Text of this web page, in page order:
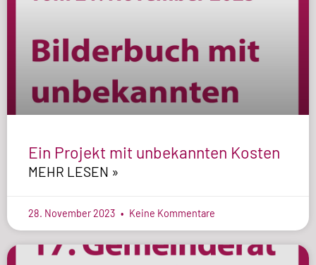
Ein Projekt mit unbekannten Kosten
MEHR LESEN »
28. November 2023 Keine Kommentare